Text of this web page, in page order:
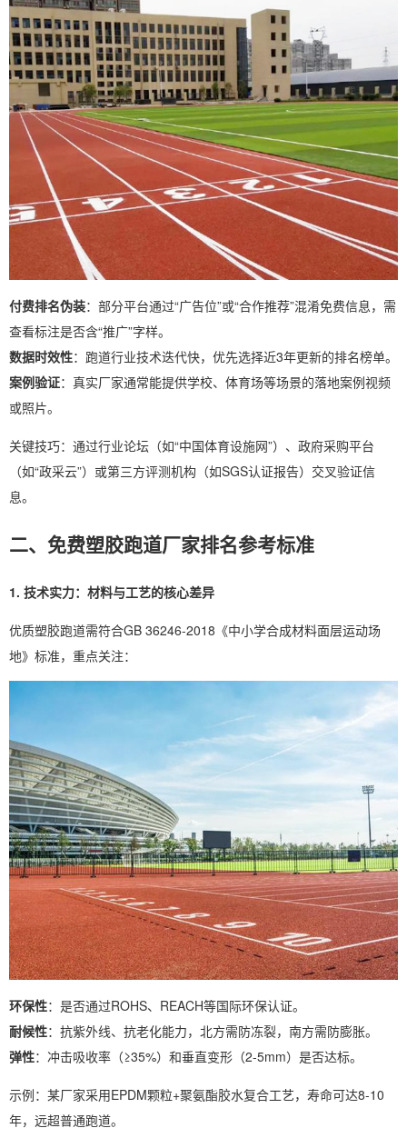
付费排名伪装：部分平台通过“广告位”或“合作推荐”混淆免费信息，需
查看标注是否含“推广”字样。
数据时效性：跑道行业技术迭代快，优先选择近3年更新的排名榜单。
案例验证：真实厂家通常能提供学校、体育场等场景的落地案例视频
或照片。
关键技巧：通过行业论坛（如“中国体育设施网”）、政府采购平台
（如“政采云”）或第三方评测机构（如SGS认证报告）交叉验证信
息。
二、免费塑胶跑道厂家排名参考标准
1. 技术实力：材料与工艺的核心差异
优质塑胶跑道需符合GB 36246-2018《中小学合成材料面层运动场
地》标准，重点关注：
环保性：是否通过ROHS、REACH等国际环保认证。
耐候性：抗紫外线、抗老化能力，北方需防冻裂，南方需防膨胀。
弹性：冲击吸收率（≥35%）和垂直变形（2-5mm）是否达标。
示例：某厂家采用EPDM颗粒+聚氨酯胶水复合工艺，寿命可达8-10
年，远超普通跑道。